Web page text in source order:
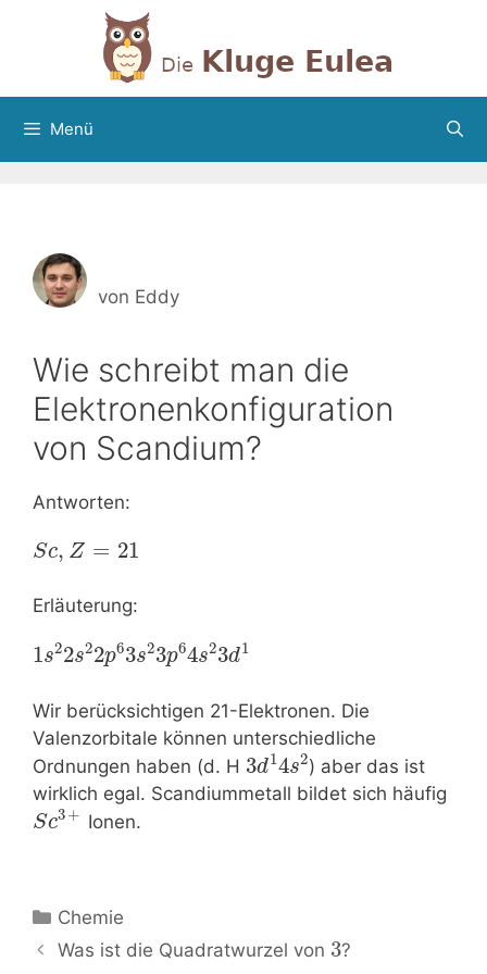
Menü
von Eddy
Wie schreibt man die
Elektronenkonfiguration
von Scandium?
Antworten:
Sc, Z = 21
Erläuterung:
1s22s22p63s23p64s23d1
Wir berücksichtigen 21-Elektronen. Die
Valenzorbitale können unterschiedliche
Ordnungen haben (d. H 3d14s2) aber das ist
wirklich egal. Scandiummetall bildet sich häufig
Sc3+ Ionen.
Kategorien
Chemie
Beitrags-
Was ist die Quadratwurzel von 3?